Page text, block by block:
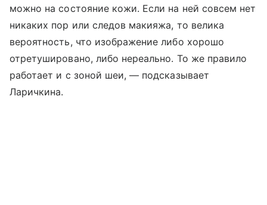
можно на состояние кожи. Если на ней совсем нет
никаких пор или следов макияжа, то велика
вероятность, что изображение либо хорошо
отретушировано, либо нереально. То же правило
работает и с зоной шеи, — подсказывает
Ларичкина.